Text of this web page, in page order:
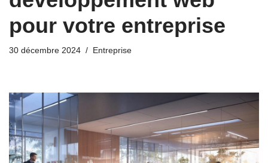
pour votre entreprise
30 décembre 2024 Entreprise